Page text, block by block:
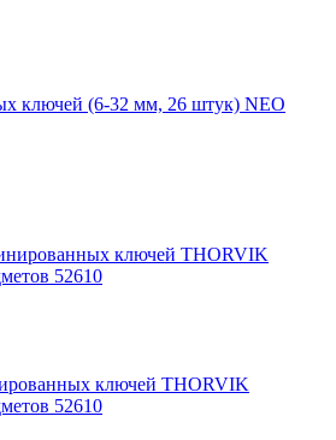
ключей (6-32 мм, 26 штук) NEO
ключей THORVIK
52610